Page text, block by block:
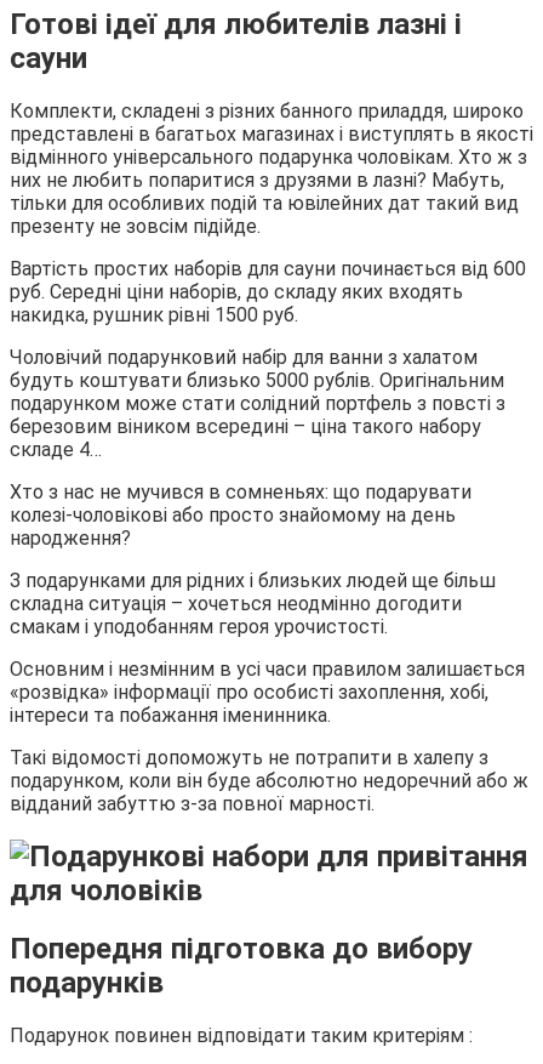
Готові ідеї для любителів лазні і
сауни
Комплекти, складені з різних банного приладдя, широко
представлені в багатьох магазинах і виступлять в якості
відмінного універсального подарунка чоловікам. Хто ж з
них не любить попаритися з друзями в лазні? Мабуть,
тільки для особливих подій та ювілейних дат такий вид
презенту не зовсім підійде.
Вартість простих наборів для сауни починається від 600
руб. Середні ціни наборів, до складу яких входять
накидка, рушник рівні 1500 руб.
Чоловічий подарунковий набір для ванни з халатом
будуть коштувати близько 5000 рублів. Оригінальним
подарунком може стати солідний портфель з повсті з
березовим віником всередині – ціна такого набору
складе 4…
Хто з нас не мучився в сомненьях: що подарувати
колезі-чоловікові або просто знайомому на день
народження?
З подарунками для рідних і близьких людей ще більш
складна ситуація – хочеться неодмінно догодити
смакам і уподобанням героя урочистості.
Основним і незмінним в усі часи правилом залишається
«розвідка» інформації про особисті захоплення, хобі,
інтереси та побажання іменинника.
Такі відомості допоможуть не потрапити в халепу з
подарунком, коли він буде абсолютно недоречний або ж
відданий забуттю з-за повної марності.
Попередня підготовка до вибору
подарунків
Подарунок повинен відповідати таким критеріям :